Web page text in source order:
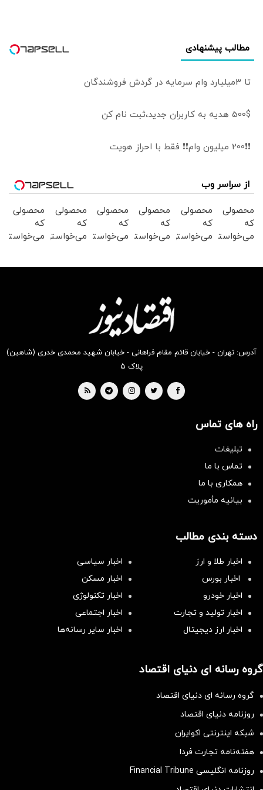
مطالب پیشنهادی
تا 3میلیارد وام سرمایه در گردش فروشندگان
500$ هدیه به کاربران جدید،ثبت نام کن
❗❗200 میلیون وام❗❗ فقط با احراز هویت
از سراسر وب
محصولی
که
می‌خواستی
محصولی
که
می‌خواستی
محصولی
که
می‌خواستی
بخر !
محصولی
که
می‌خواستی
بخر !
محصولی
که
می‌خواستی
محصولی
که
می‌خواستی
آدرس: تهران - خیابان قائم مقام فراهانی - خیابان شهید محمدی خدری (شاهین)
پلاک ۵
راه های تماس
تبلیغات
تماس با ما
همکاری با ما
بیانیه مأموریت
دسته بندی مطالب
اخبار طلا و ارز
اخبار سیاسی
اخبار بورس
اخبار مسکن
اخبار خودرو
اخبار تکنولوژی
اخبار تولید و تجارت
اخبار اجتماعی
اخبار ارز دیجیتال
اخبار سایر رسانه‌‌ها
گروه رسانه ای دنیای اقتصاد
گروه رسانه ای دنیای اقتصاد
روزنامه دنیای اقتصاد
شبکه اینترنتی اکوایران
هفته‌نامه تجارت فردا
روزنامه انگلیسی Financial Tribune